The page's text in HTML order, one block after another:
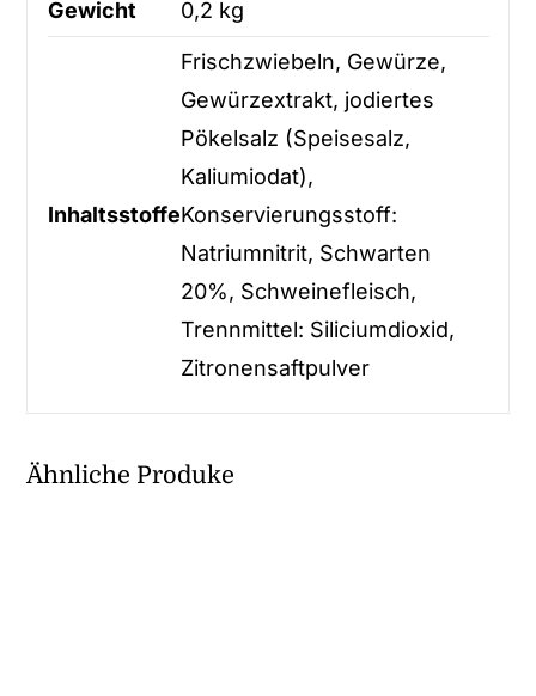
Gewicht 0,2 kg
Inhaltsstoffe
Frischzwiebeln, Gewürze,
Gewürzextrakt, jodiertes
Pökelsalz (Speisesalz,
Kaliumiodat),
Konservierungsstoff:
Natriumnitrit, Schwarten
20%, Schweinefleisch,
Trennmittel: Siliciumdioxid,
Zitronensaftpulver
Ähnliche Produke